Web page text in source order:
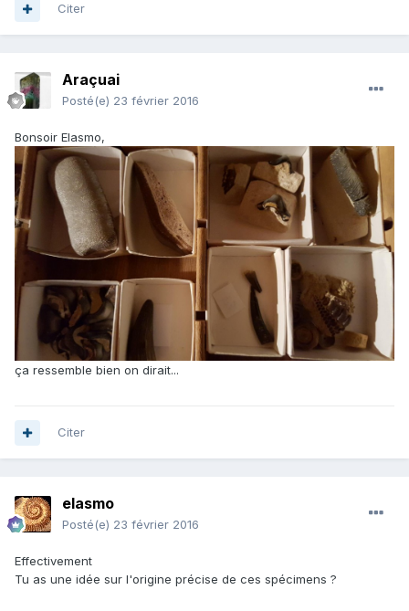
Citer
Araçuai
Posté(e) 23 février 2016
Bonsoir Elasmo,
ça ressemble bien on dirait...
Citer
elasmo
Posté(e) 23 février 2016
Effectivement
Tu as une idée sur l'origine précise de ces spécimens ?